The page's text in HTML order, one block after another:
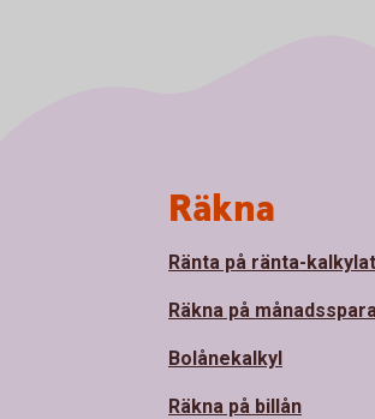
Räkna
Ränta på ränta-
Räkna på
Bolånekalkyl
Räkna på billån